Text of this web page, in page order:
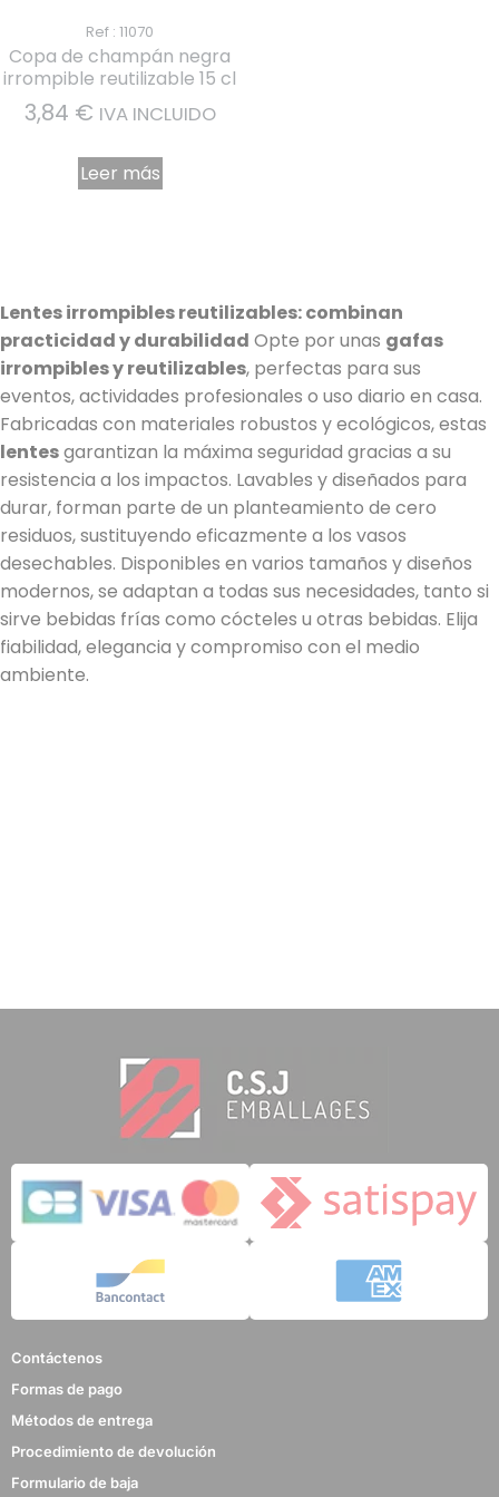
6 notas
Ref : 11070
Copa de champán negra
irrompible reutilizable 15 cl
3,84 € IVA INCLUIDO
Leer más
Lentes irrompibles reutilizables: combinan
practicidad y durabilidad Opte por unas gafas
irrompibles y reutilizables, perfectas para sus
eventos, actividades profesionales o uso diario en casa.
Fabricadas con materiales robustos y ecológicos, estas
lentesgarantizan la máxima seguridad gracias a su
resistencia a los impactos. Lavables y diseñados para
durar, forman parte de un planteamiento de cero
residuos, sustituyendo eficazmente a los vasos
desechables. Disponibles en varios tamaños y diseños
modernos, se adaptan a todas sus necesidades, tanto si
sirve bebidas frías como cócteles u otras bebidas. Elija
fiabilidad, elegancia y compromiso con el medio
ambiente.
Contáctenos
Formas de pago
Métodos de entrega
Procedimiento de devolución
Formulario de baja